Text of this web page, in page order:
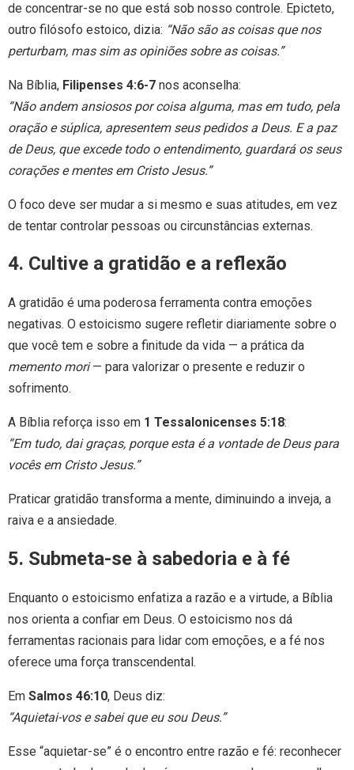
de concentrar-se no que está sob nosso controle. Epicteto,
outro filósofo estoico, dizia: “Não são as coisas que nos
perturbam, mas sim as opiniões sobre as coisas.”
Na Bíblia, Filipenses 4:6-7 nos aconselha:
“Não andem ansiosos por coisa alguma, mas em tudo, pela
oração e súplica, apresentem seus pedidos a Deus. E a paz
de Deus, que excede todo o entendimento, guardará os seus
corações e mentes em Cristo Jesus.”
O foco deve ser mudar a si mesmo e suas atitudes, em vez
de tentar controlar pessoas ou circunstâncias externas.
4. Cultive a gratidão e a reflexão
A gratidão é uma poderosa ferramenta contra emoções
negativas. O estoicismo sugere refletir diariamente sobre o
que você tem e sobre a finitude da vida — a prática da
memento mori— para valorizar o presente e reduzir o
sofrimento.
A Bíblia reforça isso em 1 Tessalonicenses 5:18:
“Em tudo, dai graças, porque esta é a vontade de Deus para
vocês em Cristo Jesus.”
Praticar gratidão transforma a mente, diminuindo a inveja, a
raiva e a ansiedade.
5. Submeta-se à sabedoria e à fé
Enquanto o estoicismo enfatiza a razão e a virtude, a Bíblia
nos orienta a confiar em Deus. O estoicismo nos dá
ferramentas racionais para lidar com emoções, e a fé nos
oferece uma força transcendental.
Em Salmos 46:10, Deus diz:
“Aquietai-vos e sabei que eu sou Deus.”
Esse “aquietar-se” é o encontro entre razão e fé: reconhecer